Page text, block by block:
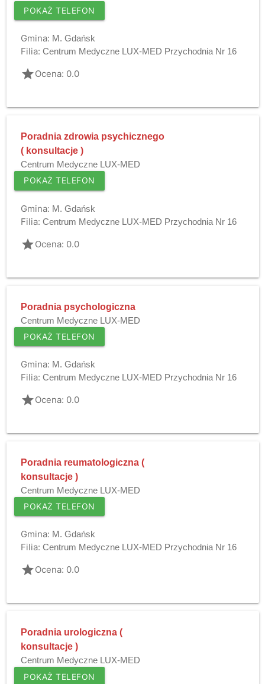
POKAŻ TELEFON
Gmina: M. Gdańsk
Filia: Centrum Medyczne LUX-MED Przychodnia Nr 16
gradeOcena: 0.0
Poradnia zdrowia psychicznego
( konsultacje )
Centrum Medyczne LUX-MED
POKAŻ TELEFON
Gmina: M. Gdańsk
Filia: Centrum Medyczne LUX-MED Przychodnia Nr 16
gradeOcena: 0.0
Poradnia psychologiczna
Centrum Medyczne LUX-MED
POKAŻ TELEFON
Gmina: M. Gdańsk
Filia: Centrum Medyczne LUX-MED Przychodnia Nr 16
gradeOcena: 0.0
Poradnia reumatologiczna (
konsultacje )
Centrum Medyczne LUX-MED
POKAŻ TELEFON
Gmina: M. Gdańsk
Filia: Centrum Medyczne LUX-MED Przychodnia Nr 16
gradeOcena: 0.0
Poradnia urologiczna (
konsultacje )
Centrum Medyczne LUX-MED
POKAŻ TELEFON